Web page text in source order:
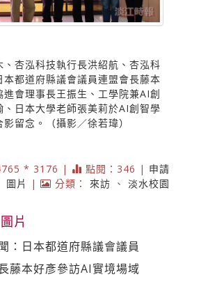
、杏泓科技執行長洪紹航、杏泓科
都道府縣議會議員連盟會長藤本
會理事長王振生、工學院兼AI創
、日本大學老師張美莉於AI創智學
留念。（攝影／徐若瑋）
* 3176 | 點閱：346 | 申請
圖片
| 分類： 來訪 、 淡水校園
片
：日本都道府縣議會議員
藤本好彥參訪AI實境場域